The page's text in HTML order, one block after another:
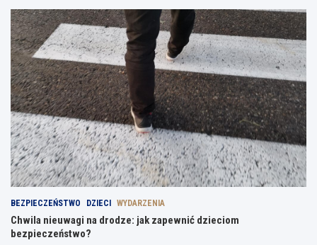
BEZPIECZEŃSTWO DZIECI WYDARZENIA
Chwila nieuwagi na drodze: jak zapewnić dzieciom
bezpieczeństwo?